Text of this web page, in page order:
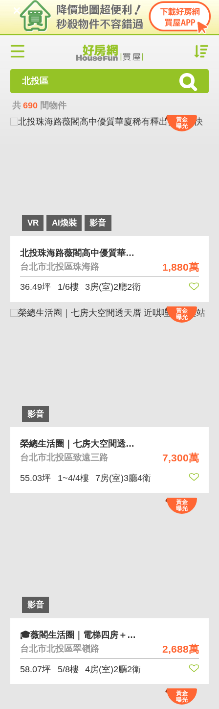
北投區
共 690 間物件
VR AI煥裝 影音
黃金
曝光
1,880萬
北投珠海路薇閣高中優質華廈稀有釋出要買要快
台北市北投區珠海路
36.49坪 1/6樓 3房(室)2廳2衛
影音
黃金
曝光
7,300萬
榮總生活圈｜七房大空間透天厝 近唭哩岸捷運站
台北市北投區致遠三路
55.03坪 1~4/4樓 7房(室)3廳4衛
影音
黃金
曝光
2,688萬
🎓薇閣生活圈｜電梯四房＋坡平車位一次擁有
台北市北投區翠嶺路
58.07坪 5/8樓 4房(室)2廳2衛
黃金
曝光